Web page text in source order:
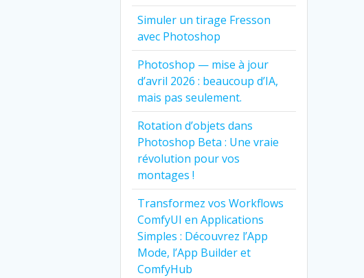
Simuler un tirage Fresson
avec Photoshop
Photoshop — mise à jour
d’avril 2026 : beaucoup d’IA,
mais pas seulement.
Rotation d’objets dans
Photoshop Beta : Une vraie
révolution pour vos
montages !
Transformez vos Workflows
ComfyUI en Applications
Simples : Découvrez l’App
Mode, l’App Builder et
ComfyHub